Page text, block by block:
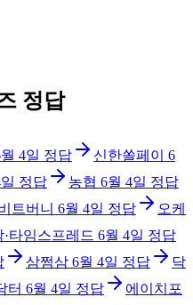
정답
4일 정답 신한쏠페이
6
정답 농협 6월 4일 정답
트버니 6월 4일 정답
오케
·타임스프레드 6월 4일 정답
삼쩜삼 6월 4일 정답
닥
터 6월 4일 정답
에이치포